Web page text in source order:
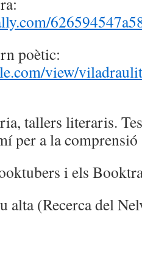
poètic:
view/
tallers literaris.
per a la comprensió
i els
alta (Recerca del